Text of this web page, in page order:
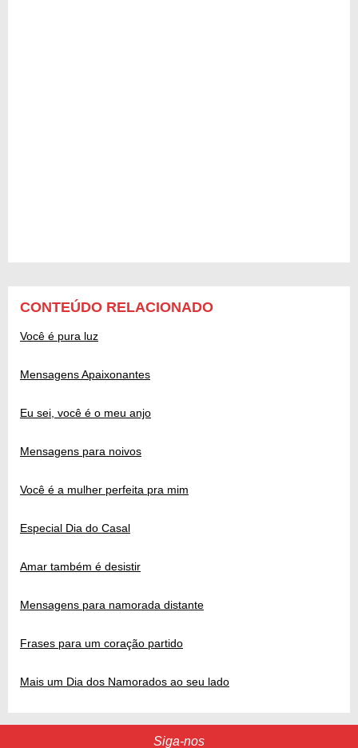
CONTEÚDO RELACIONADO
Você é pura luz
Mensagens Apaixonantes
Eu sei, você é o meu anjo
Mensagens para noivos
Você é a mulher perfeita pra mim
Especial Dia do Casal
Amar também é desistir
Mensagens para namorada distante
Frases para um coração partido
Mais um Dia dos Namorados ao seu lado
Siga-nos